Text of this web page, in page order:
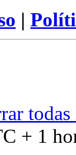
|
+ 1